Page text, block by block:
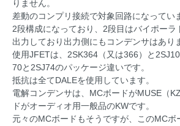
りません。
差動のコンプリ接続で対象回路になってい
2段構成になっており、2段目はバイポーラ
出力しており出力側にもコンデンサはあり
使用JFETは、2SK364（又は366）と
70と2SJ74のパッケージ違いです。
抵抗は全てDALEを使用しています。
電解コンデンサは、MCボードがMUSE（
ドがオーディオ用一般品のKWです。
元々のMCボードもそうですが、このMCボ